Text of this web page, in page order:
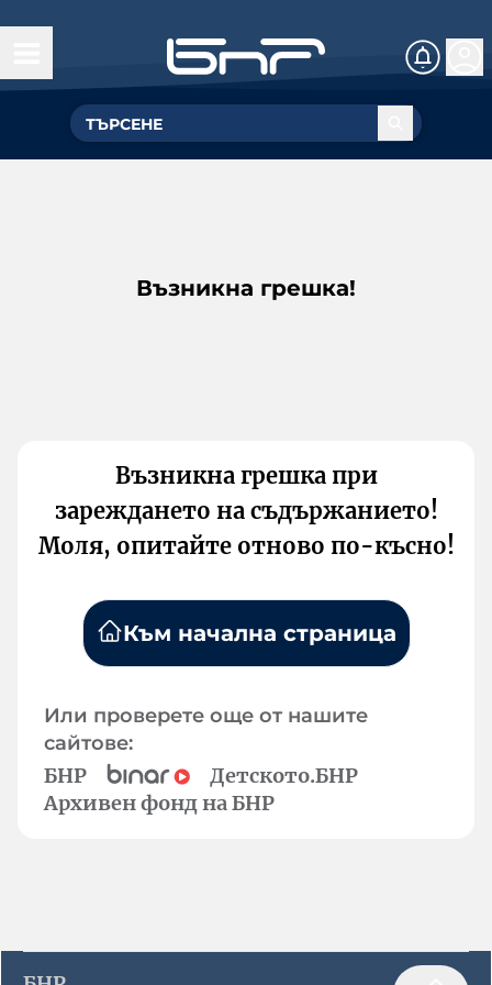
Възникна грешка!
Възникна грешка при
зареждането на съдържанието!
Моля, опитайте отново по-късно!
Към начална страница
Или проверете още от нашите
сайтове:
БНР
Детското.БНР
Архивен фонд на БНР